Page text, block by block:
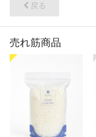
戻る
売れ筋商品